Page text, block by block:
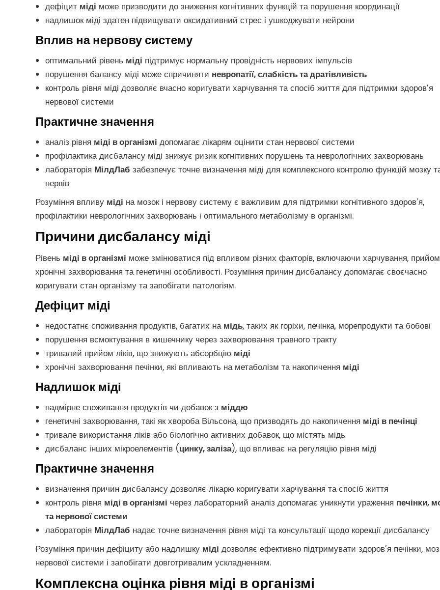
дефіцит міді може призводити до зниження когнітивних функцій та порушення координації
надлишок міді здатен підвищувати оксидативний стрес і ушкоджувати нейрони
Вплив на нервову систему
оптимальний рівень міді підтримує нормальну провідність нервових імпульсів
порушення балансу міді може спричиняти невропатії, слабкість та дратівливість
контроль рівня міді дозволяє вчасно коригувати харчування та спосіб життя для підтримки здоров’я
нервової системи
Практичне значення
аналіз рівня міді в організмі допомагає лікарям оцінити стан нервової системи
профілактика дисбалансу міді знижує ризик когнітивних порушень та неврологічних захворювань
лабораторія МілдЛаб забезпечує точне визначення міді для комплексного контролю функцій мозку
нервів
Розуміння впливу міді на мозок і нервову систему є важливим для підтримки когнітивного здоров’я,
профілактики неврологічних захворювань і оптимального метаболізму в організмі.
Причини дисбалансу міді
Рівень міді в організмі може змінюватися під впливом різних факторів, включаючи харчування, прийом
хронічні захворювання та генетичні особливості. Розуміння причин дисбалансу допомагає своєчасно
коригувати стан організму та запобігати патологіям.
Дефіцит міді
недостатнє споживання продуктів, багатих на мідь, таких як горіхи, печінка, морепродукти та бобові
порушення всмоктування в кишечнику через захворювання травного тракту
тривалий прийом ліків, що знижують абсорбцію міді
хронічні захворювання печінки, які впливають на метаболізм та накопичення міді
Надлишок міді
надмірне споживання продуктів чи добавок з міддю
генетичні захворювання, такі як хвороба Вільсона, що призводять до накопичення міді в печінці
тривале використання ліків або біологічно активних добавок, що містять мідь
дисбаланс інших мікроелементів (цинку, заліза), що впливає на регуляцію рівня міді
Практичне значення
визначення причин дисбалансу дозволяє лікарю коригувати харчування та спосіб життя
контроль рівня міді в організмі через лабораторний аналіз допомагає уникнути ураження печінки,
та нервової системи
лабораторія МілдЛаб надає точне визначення рівня міді та консультації щодо корекції дисбалансу
Розуміння причин дефіциту або надлишку міді дозволяє ефективно підтримувати здоров’я печінки,
нервової системи і запобігати довготривалим ускладненням.
Комплексна оцінка рівня міді в організмі